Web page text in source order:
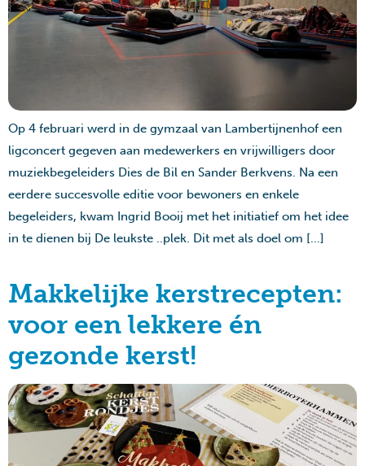
Op 4 februari werd in de gymzaal van Lambertijnenhof een
ligconcert gegeven aan medewerkers en vrijwilligers door
muziekbegeleiders Dies de Bil en Sander Berkvens. Na een
eerdere succesvolle editie voor bewoners en enkele
begeleiders, kwam Ingrid Booij met het initiatief om het idee
in te dienen bij De leukste ..plek. Dit met als doel om […]
Makkelijke kerstrecepten:
voor een lekkere én
gezonde kerst!